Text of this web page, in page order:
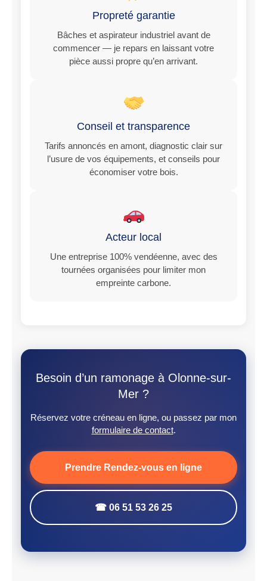
Propreté garantie
Bâches et aspirateur industriel avant de
commencer — je repars en laissant votre
pièce aussi propre qu’en arrivant.
Conseil et transparence
Tarifs annoncés en amont, diagnostic clair sur
l’usure de vos équipements, et conseils pour
économiser votre bois.
Acteur local
Une entreprise 100% vendéenne, avec des
tournées organisées pour limiter mon
empreinte carbone.
Besoin d’un ramonage à Olonne-sur-
Mer ?
Réservez votre créneau en ligne, ou passez par mon
formulaire de contact.
Prendre Rendez-vous en ligne
☎ 06 51 53 26 25